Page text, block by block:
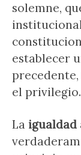
solemne,
establecer
precedente,
el privilegio.
La igualdad